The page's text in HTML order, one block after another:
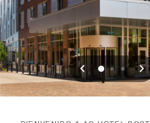
Anterior
01 2